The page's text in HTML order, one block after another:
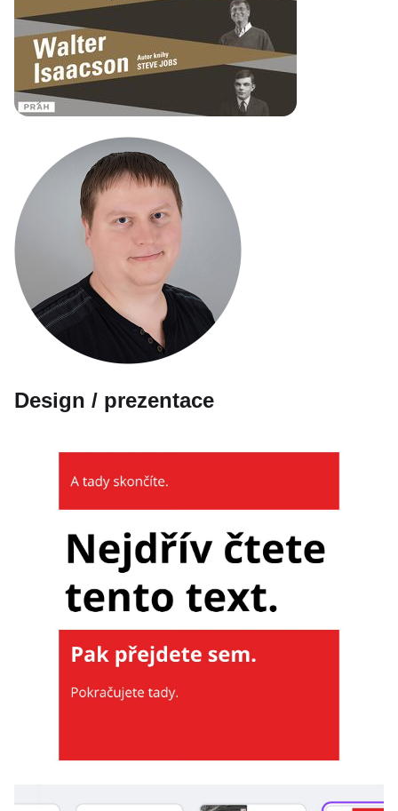
Design / prezentace